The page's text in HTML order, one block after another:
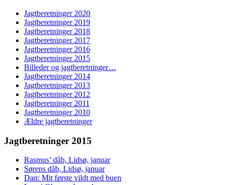
Jagtberetninger 2020
Jagtberetninger 2019
Jagtberetninger 2018
Jagtberetninger 2017
Jagtberetninger 2016
Jagtberetninger 2015
Billeder og jagtberetninger…
Jagtberetninger 2014
Jagtberetninger 2013
Jagtberetninger 2012
Jagtberetninger 2011
Jagtberetninger 2010
Ældre jagtberetninger
Jagtberetninger 2015
Rasmus’ dåb, Lidsø, januar
Sørens dåb, Lidsø, januar
Dan: Mit første vildt med buen